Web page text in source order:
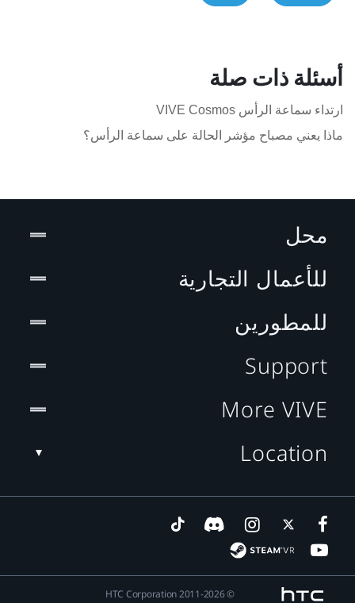
أسئلة ذات صلة
ارتداء سماعة الرأس VIVE Cosmos
ماذا يعني مصباح مؤشر الحالة على سماعة الرأس؟
محل
للأعمال التجارية
للمطورين
Support
More VIVE
Location
© 2011-2026 HTC Corporation